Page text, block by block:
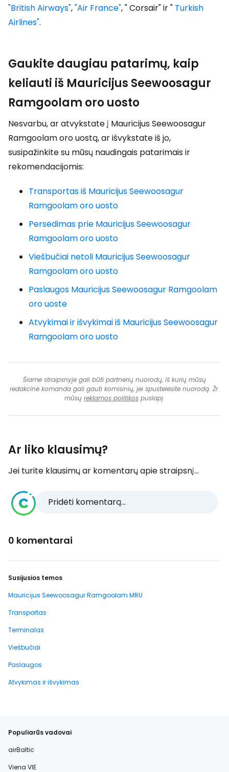
"British Airways","Air France", " Corsair" ir " Turkish
Airlines".
Gaukite daugiau patarimų, kaip
keliauti iš Mauricijus Seewoosagur
Ramgoolam oro uosto
Nesvarbu, ar atvykstate į Mauricijus Seewoosagur
Ramgoolam oro uostą, ar išvykstate iš jo,
susipažinkite su mūsų naudingais patarimais ir
rekomendacijomis:
Transportas iš Mauricijus Seewoosagur
Ramgoolam oro uosto
Persėdimas prie Mauricijus Seewoosagur
Ramgoolam oro uosto
Viešbučiai netoli Mauricijus Seewoosagur
Ramgoolam oro uosto
Paslaugos Mauricijus Seewoosagur Ramgoolam
oro uoste
Atvykimai ir išvykimai iš Mauricijus Seewoosagur
Ramgoolam oro uosto
Šiame straipsnyje gali būti partnerių nuorodų, iš kurių mūsų
redakcinė komanda gali gauti komisinių, jei spustelėsite nuorodą. Žr.
mūsų reklamos politikos puslapį.
Ar liko klausimų?
Jei turite klausimų ar komentarų apie straipsnį...
Pridėti komentarą...
0 komentarai
Susijusios temos
Mauricijus Seewoosagur Ramgoolam MRU
Transportas
Terminalas
Viešbučiai
Paslaugos
Atvykimas ir išvykimas
Populiarūs vadovai
airBaltic
Viena VIE